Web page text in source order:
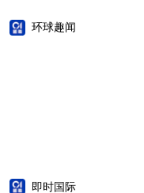
环球趣闻
即时国际